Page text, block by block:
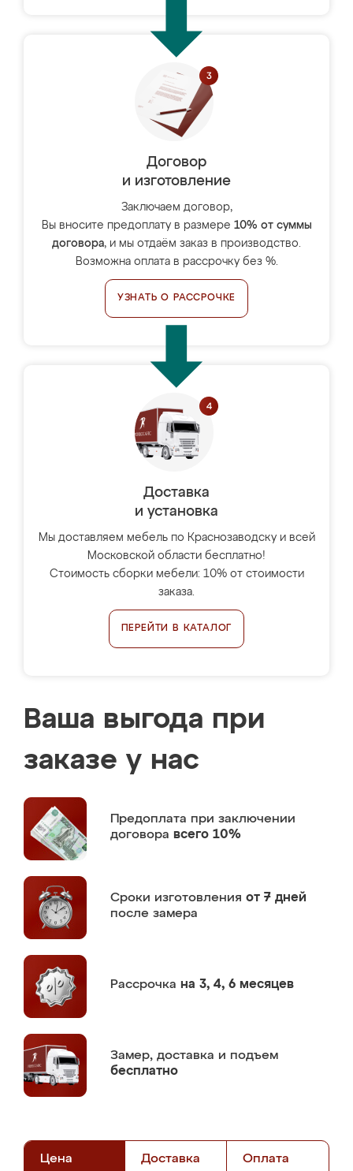
Договор
и изготовление
Заключаем договор,
Вы вносите предоплату в размере 10% от суммы
договора, и мы отдаём заказ в производство.
Возможна оплата в рассрочку без %.
УЗНАТЬ О РАССРОЧКЕ
Доставка
и установка
Мы доставляем мебель по Краснозаводску и всей
Московской области бесплатно!
Стоимость сборки мебели: 10% от стоимости
заказа.
ПЕРЕЙТИ В КАТАЛОГ
Ваша выгода при
заказе у нас
Предоплата при заключении
договора всего 10%
Сроки изготовления от 7 дней
после замера
Рассрочка на 3, 4, 6 месяцев
Замер, доставка и подъем
бесплатно
Цена Доставка Оплата